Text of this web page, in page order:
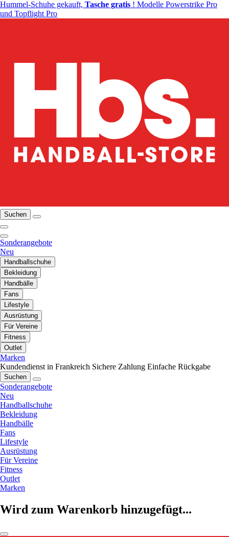
Hummel-Schuhe gekauft, Tasche gratis ! Modelle Powerstrike Pro
und Topflight Pro
Suchen
Sonderangebote
Neu
Handballschuhe
Bekleidung
Handbälle
Fans
Lifestyle
Ausrüstung
Für Vereine
Fitness
Outlet
Marken
Kundendienst in Frankreich Sichere Zahlung Einfache Rückgabe
Suchen
Sonderangebote
Neu
Handballschuhe
Bekleidung
Handbälle
Fans
Lifestyle
Ausrüstung
Für Vereine
Fitness
Outlet
Marken
Wird zum Warenkorb hinzugefügt...